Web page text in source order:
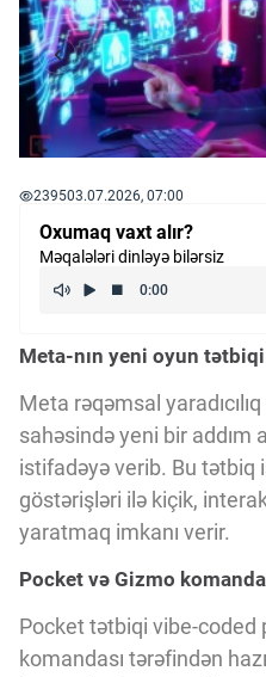
Texnoloji İnkişaf
İnnovasiya və
Robot və Cihazlar
Kriptovalyuta
ÇƏRƏZLƏR SİYASƏTİ
İSTIFADƏ ŞƏRTLƏRİ
MƏXFİLİK SİYASƏTİ
Haqqımızda
239503.07.2026, 07:00
Oxumaq vaxt alır?
Məqalələri dinləyə bilərsiz
Meta-nın yeni oyun
Meta rəqəmsal
sahəsində yeni bir addım
istifadəyə verib. Bu
göstərişləri ilə kiçik,
yaratmaq imkanı verir.
Pocket və Gizmo
Pocket tətbiqi vibe-coded
komandası tərəfindən